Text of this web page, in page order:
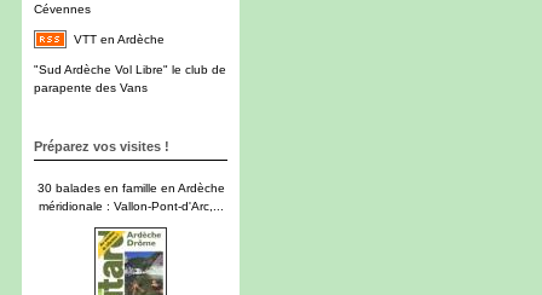
Cévennes
VTT en Ardèche
"Sud Ardèche Vol Libre" le club de
parapente des Vans
Préparez vos visites !
30 balades en famille en Ardèche
méridionale : Vallon-Pont-d'Arc,...